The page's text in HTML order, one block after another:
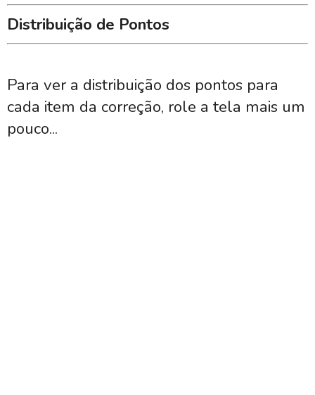
Distribuição de Pontos
Para ver a distribuição dos pontos para
cada item da correção, role a tela mais um
pouco...